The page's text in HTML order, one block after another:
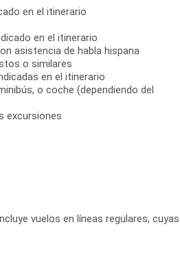
en el itinerario
en el itinerario
asistencia de habla hispana
o similares
en el itinerario
o coche (dependiendo del
excursiones
vuelos en líneas regulares,